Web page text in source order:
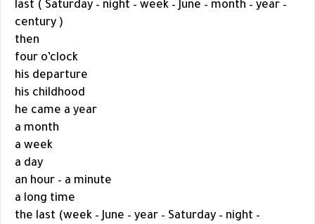
last ( Saturday – night – week – June – month – year –
century )
then
four o’clock
his departure
his childhood
he came a year
a month
a week
a day
an hour – a minute
a long time
the last (week – June – year – Saturday – night –